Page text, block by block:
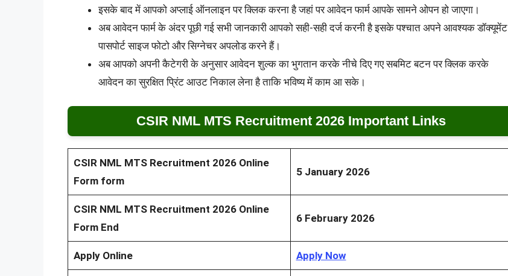
इसके बाद में आपको अप्लाई ऑनलाइन पर क्लिक करना है जहां पर आवेदन फार्म आपके सामने ओपन हो जाएगा।
अब आवेदन फार्म के अंदर पूछी गई सभी जानकारी आपको सही-सही दर्ज करनी है इसके पश्चात अपने आवश्यक डॉक्यूमेंट
पासपोर्ट साइज फोटो और सिग्नेचर अपलोड करने हैं।
अब आपको अपनी कैटेगरी के अनुसार आवेदन शुल्क का भुगतान करके नीचे दिए गए सबमिट बटन पर क्लिक करके
आवेदन का सुरक्षित प्रिंट आउट निकाल लेना है ताकि भविष्य में काम आ सके।
CSIR NML MTS Recruitment 2026 Important Links
CSIR NML MTS Recruitment 2026 Online
Form form
5 January 2026
CSIR NML MTS Recruitment 2026Online
Form End
6 February 2026
Apply Online Apply Now